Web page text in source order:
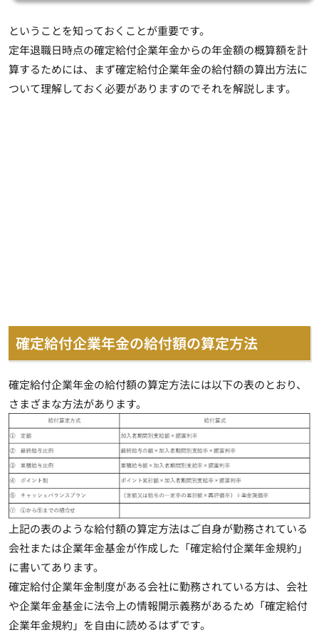
ということを知っておくことが重要です。
定年退職日時点の確定給付企業年金からの年金額の概算額を計
算するためには、まず確定給付企業年金の給付額の算出方法に
ついて理解しておく必要がありますのでそれを解説します。
確定給付企業年金の給付額の算定方法
確定給付企業年金の給付額の算定方法には以下の表のとおり、
さまざまな方法があります。
上記の表のような給付額の算定方法はご自身が勤務されている
会社または企業年金基金が作成した「確定給付企業年金規約」
に書いてあります。
確定給付企業年金制度がある会社に勤務されている方は、会社
や企業年金基金に法令上の情報開示義務があるため「確定給付
企業年金規約」を自由に読めるはずです。